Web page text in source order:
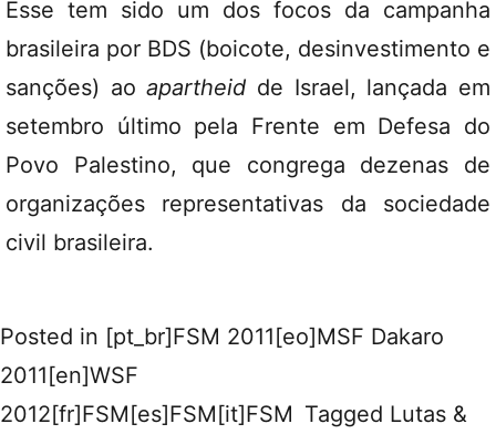
Esse tem sido um dos focos da campanha
brasileira por BDS (boicote, desinvestimento e
sanções) aoapartheid de Israel, lançada em
setembro último pela Frente em Defesa do
Povo Palestino, que congrega dezenas de
organizações representativas da sociedade
civil brasileira.
Posted in [pt_br]FSM 2011[eo]MSF Dakaro
2011[en]WSF
2012[fr]FSM[es]FSM[it]FSM Tagged Lutas &